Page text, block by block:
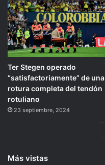
Ter Stegen operado
“satisfactoriamente” de una
rotura completa del tendón
rotuliano
23 septiembre, 2024
Más vistas